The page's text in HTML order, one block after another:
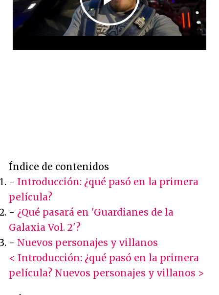
Índice de contenidos
- Introducción: ¿qué pasó en la primera
película?
- ¿Qué pasará en 'Guardianes de la
Galaxia Vol. 2'?
- Nuevos personajes y villanos
< Introducción: ¿qué pasó en la primera
película? Nuevos personajes y villanos >